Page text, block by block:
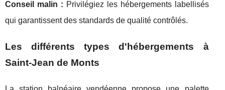
Conseil malin : Privilégiez les hébergements labellisés
qui garantissent des standards de qualité contrôlés.
Les différents types d'hébergements à
Saint-Jean de Monts